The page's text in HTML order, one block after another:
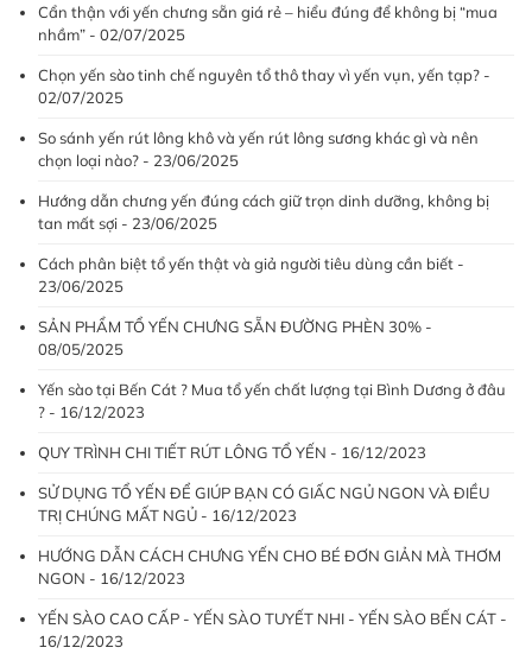
Cẩn thận với yến chưng sẵn giá rẻ – hiểu đúng để không bị “mua
nhầm” - 02/07/2025
Chọn yến sào tinh chế nguyên tổ thô thay vì yến vụn, yến tạp? -
02/07/2025
So sánh yến rút lông khô và yến rút lông sương khác gì và nên
chọn loại nào? - 23/06/2025
Hướng dẫn chưng yến đúng cách giữ trọn dinh dưỡng, không bị
tan mất sợi - 23/06/2025
Cách phân biệt tổ yến thật và giả người tiêu dùng cần biết -
23/06/2025
SẢN PHẨM TỔ YẾN CHƯNG SẴN ĐƯỜNG PHÈN 30% -
08/05/2025
Yến sào tại Bến Cát ? Mua tổ yến chất lượng tại Bình Dương ở đâu
? - 16/12/2023
QUY TRÌNH CHI TIẾT RÚT LÔNG TỔ YẾN - 16/12/2023
SỬ DỤNG TỔ YẾN ĐỂ GIÚP BẠN CÓ GIẤC NGỦ NGON VÀ ĐIỀU
TRỊ CHÚNG MẤT NGỦ - 16/12/2023
HƯỚNG DẪN CÁCH CHƯNG YẾN CHO BÉ ĐƠN GIẢN MÀ THƠM
NGON - 16/12/2023
YẾN SÀO CAO CẤP - YẾN SÀO TUYẾT NHI - YẾN SÀO BẾN CÁT -
16/12/2023